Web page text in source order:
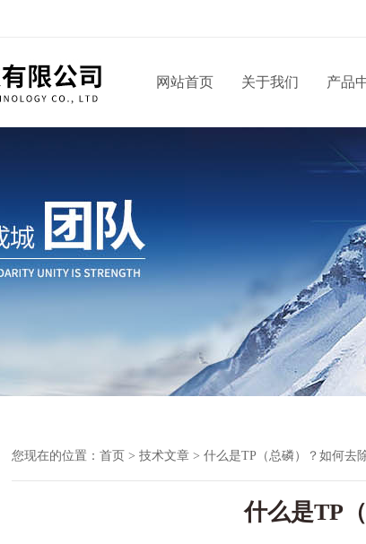
网站首页 关于我们 产品
您现在的位置： 首页 > 技术文章 > 什么是TP（总磷）？如何去
什么是TP